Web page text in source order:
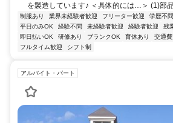
を製造しています♪ ＜具体的には…＞ (1)部
制服あり 業界未経験者歓迎 フリーター歓迎 学歴不問
平日のみOK
経験不問 未経験者歓迎 経験者歓迎 残
即日払いOK
研修あり ブランクOK 育休あり 交通
フルタイム歓迎
シフト制
アルバイト・パート